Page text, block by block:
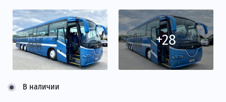
+28
В наличии